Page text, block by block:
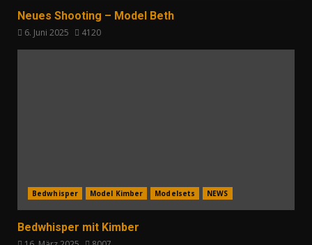
Neues Shooting – Model Beth
6. Juni 2025 4120
Bedwhisper Model Kimber Modelsets NEWS
Bedwhisper mit Kimber